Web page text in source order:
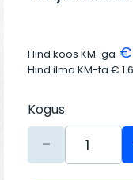
Hind koos KM-ga €
Hind ilma KM-ta €
Kogus
-